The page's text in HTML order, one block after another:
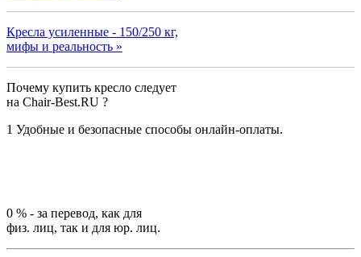
Кресла усиленные - 150/250 кг,
мифы и реальность »
Почему купить кресло следует
на Chair-Best.RU ?
1 Удобные и безопасные способы онлайн-оплаты.
0 % - за перевод, как для
физ. лиц, так и для юр. лиц.